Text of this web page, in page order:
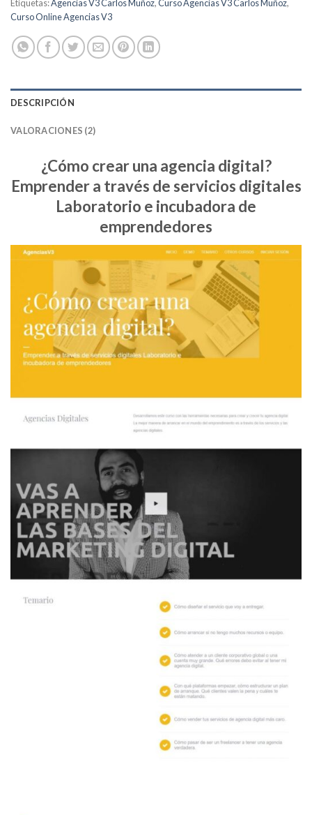
Etiquetas:Agencias V3 Carlos Muñoz,Curso Agencias V3 Carlos Muñoz,
Curso Online Agencias V3
DESCRIPCIÓN
VALORACIONES (2)
¿Cómo crear una agencia digital?
Emprender a través de servicios digitales
Laboratorio e incubadora de
emprendedores